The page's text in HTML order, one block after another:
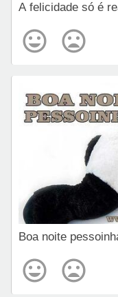
A felicidade só é
Boa noite